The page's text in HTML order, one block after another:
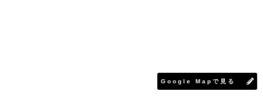
Google Mapで見る